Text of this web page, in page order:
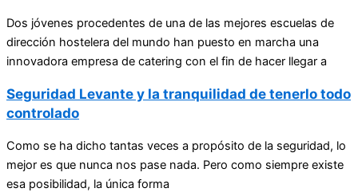
Dos jóvenes procedentes de una de las mejores escuelas de
dirección hostelera del mundo han puesto en marcha una
innovadora empresa de catering con el fin de hacer llegar a
Seguridad Levante y la tranquilidad de tenerlo todo
controlado
Como se ha dicho tantas veces a propósito de la seguridad, lo
mejor es que nunca nos pase nada. Pero como siempre existe
esa posibilidad, la única forma